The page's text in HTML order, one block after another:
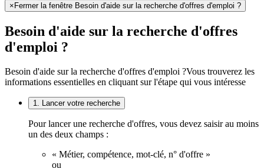
×Fermer la fenêtre Besoin d'aide sur la recherche d'offres d'emploi ?
Besoin d'aide sur la recherche d'offres
d'emploi ?
Besoin d'aide sur la recherche d'offres d'emploi ?Vous trouverez les
informations essentielles en cliquant sur l'étape qui vous intéresse
1. Lancer votre recherche
Pour lancer une recherche d'offres, vous devez saisir au moins
un des deux champs :
« Métier, compétence, mot-clé, n° d'offre »
ou